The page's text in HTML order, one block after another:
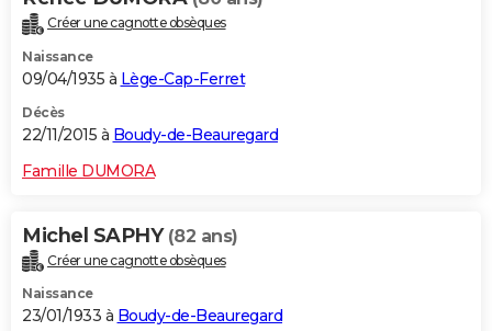
Créer une cagnotte obsèques
Naissance
09/04/1935 à Lège-Cap-Ferret
Décès
22/11/2015 à Boudy-de-Beauregard
Famille DUMORA
Michel SAPHY (82 ans)
Créer une cagnotte obsèques
Naissance
23/01/1933 à Boudy-de-Beauregard